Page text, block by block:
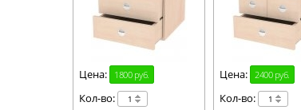
Цена: 1800 руб.
Кол-во:
Цена: 2400 руб.
Кол-во: